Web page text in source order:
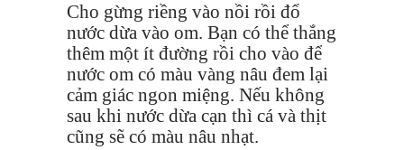
Cho gừng riềng vào nồi rồi đổ
nước dừa vào om. Bạn có thể thắng
thêm một ít đường rồi cho vào để
nước om có màu vàng nâu đem lại
cảm giác ngon miệng. Nếu không
sau khi nước dừa cạn thì cá và thịt
cũng sẽ có màu nâu nhạt.